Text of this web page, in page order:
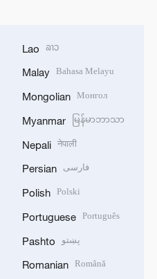
Lao ລາວ
Malay Bahasa Melayu
Mongolian Монгол
Myanmar မြန်မာဘာသာ
Nepali नेपाली
Persian فارسی
Polish Polski
Portuguese Português
Pashto پښتو
Romanian Română